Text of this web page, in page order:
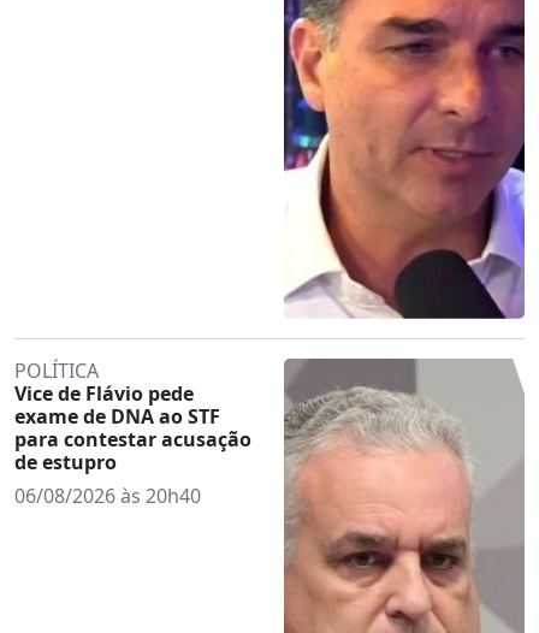
POLÍTICA
Vice de Flávio pede
exame de DNA ao STF
para contestar acusação
de estupro
06/08/2026 às 20h40